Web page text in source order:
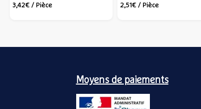
3,42€ / Pièce
2,51€ / Pièce
Moyens de paiements